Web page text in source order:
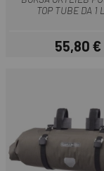
TOP TUBE DA 1
Prezzo
55,80 €